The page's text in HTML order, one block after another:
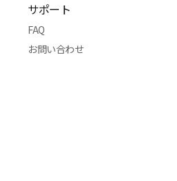
サポート
FAQ
お問い合わせ